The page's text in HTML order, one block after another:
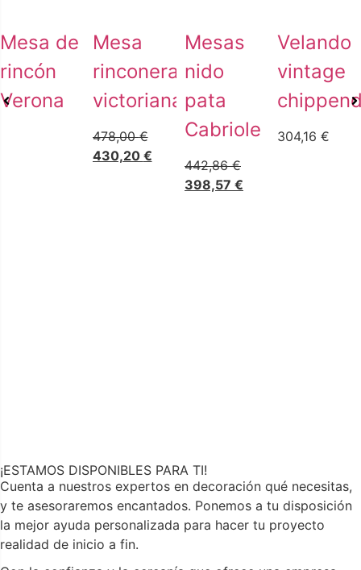
Mesa de
rincón
Verona
Mesa
rinconera
victoriana
478,00€
430,20 €
Mesas
nido
pata
Cabriole
442,86€
398,57 €
Velando
vintage
304,16 €
¡ESTAMOS DISPONIBLES PARA TI!
Cuenta a nuestros expertos en decoración qué necesitas,
y te asesoraremos encantados. Ponemos a tu disposición
la mejor ayuda personalizada para hacer tu proyecto
realidad de inicio a fin.